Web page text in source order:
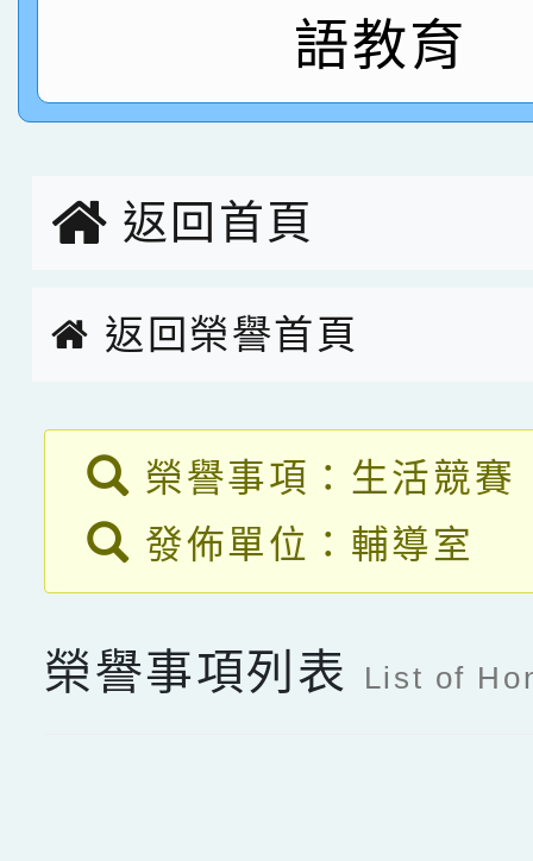
指導老師林老師
賽 劉文瑛教師榮獲教
臺灣台語-第二名
賀！本校參與2026世
市賽榮獲科學小創客佳
語教育
返回首頁
返回榮譽首頁
返回榮譽首頁
榮譽事項：生活競賽
發佈單位：輔導室
榮譽事項列表 List of